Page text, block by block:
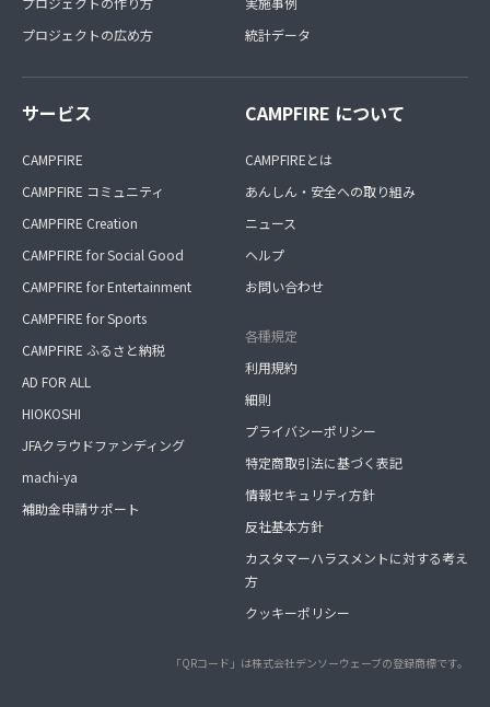
プロジェクトの広め方
統計データ
サービス
CAMPFIRE
CAMPFIRE コミュニティ
CAMPFIRE Creation
CAMPFIRE for Social Good
CAMPFIRE for Entertainment
CAMPFIRE for Sports
CAMPFIRE ふるさと納税
AD FOR ALL
HIOKOSHI
JFAクラウドファンディング
machi-ya
補助金申請サポート
CAMPFIRE について
CAMPFIREとは
あんしん・安全への取り組み
ニュース
ヘルプ
お問い合わせ
各種規定
利用規約
細則
プライバシーポリシー
特定商取引法に基づく表記
情報セキュリティ方針
反社基本方針
カスタマーハラスメントに対する考え
方
クッキーポリシー
「QRコード」は株式会社デンソーウェーブの登録商標です。